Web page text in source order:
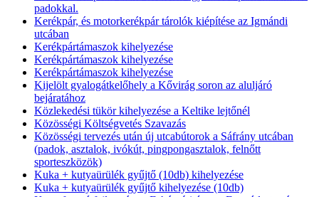
padokkal.
Kerékpár, és motorkerékpár tárolók kiépítése az Igmándi
utcában
Kerékpártámaszok kihelyezése
Kerékpártámaszok kihelyezése
Kerékpártámaszok kihelyezése
Kijelölt gyalogátkelőhely a Kővirág soron az aluljáró
bejáratához
Közlekedési tükör kihelyezése a Keltike lejtőnél
Közösségi Költségvetés Szavazás
Közösségi tervezés után új utcabútorok a Sáfrány utcában
(padok, asztalok, ivókút, pingpongasztalok, felnőtt
sporteszközök)
Kuka + kutyaürülék gyűjtő (10db) kihelyezése
Kuka + kutyaürülék gyűjtő kihelyezése (10db)